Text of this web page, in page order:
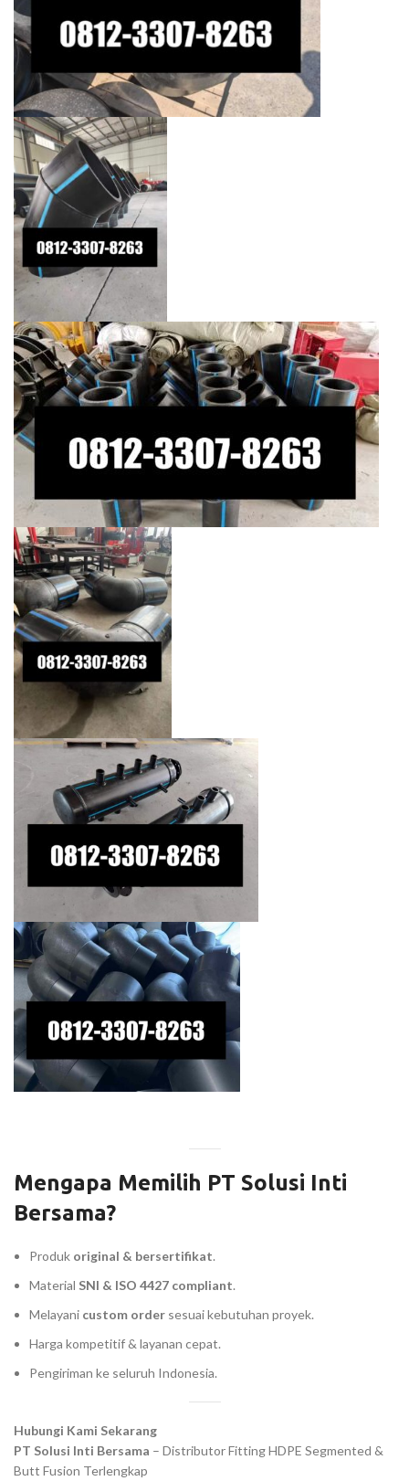
Mengapa Memilih PT Solusi Inti
Bersama?
Produk original & bersertifikat.
Material SNI & ISO 4427 compliant.
Melayani custom order sesuai kebutuhan proyek.
Harga kompetitif & layanan cepat.
Pengiriman ke seluruh Indonesia.
Hubungi Kami Sekarang
PT Solusi Inti Bersama – Distributor Fitting HDPE Segmented &
Butt Fusion Terlengkap